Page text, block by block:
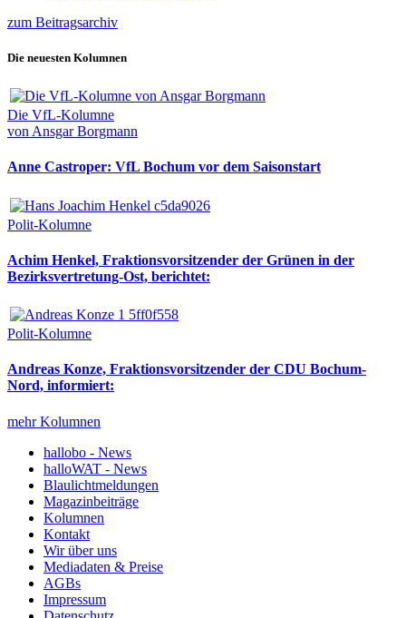
zum Beitragsarchiv
Die neuesten Kolumnen
Die VfL-Kolumne
von Ansgar Borgmann
Anne Castroper: VfL Bochum vor dem Saisonstart
Polit-Kolumne
Achim Henkel, Fraktionsvorsitzender der Grünen in der
Bezirksvertretung-Ost, berichtet:
Polit-Kolumne
Andreas Konze, Fraktionsvorsitzender der CDU Bochum-
Nord, informiert:
mehr Kolumnen
hallobo - News
halloWAT - News
Blaulichtmeldungen
Magazinbeiträge
Kolumnen
Kontakt
Wir über uns
Mediadaten & Preise
AGBs
Impressum